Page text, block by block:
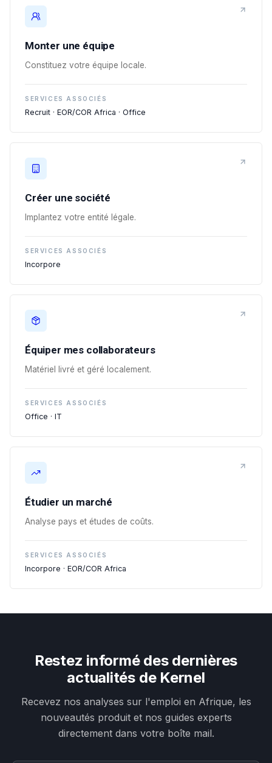
Monter une équipe
Constituez votre équipe locale.
SERVICES ASSOCIÉS
Recruit · EOR/COR Africa · Office
Créer une société
Implantez votre entité légale.
SERVICES ASSOCIÉS
Incorpore
Équiper mes collaborateurs
Matériel livré et géré localement.
SERVICES ASSOCIÉS
Office · IT
Étudier un marché
Analyse pays et études de coûts.
SERVICES ASSOCIÉS
Incorpore · EOR/COR Africa
Restez informé des dernières
actualités de Kernel
Recevez nos analyses sur l'emploi en Afrique, les
nouveautés produit et nos guides experts
directement dans votre boîte mail.